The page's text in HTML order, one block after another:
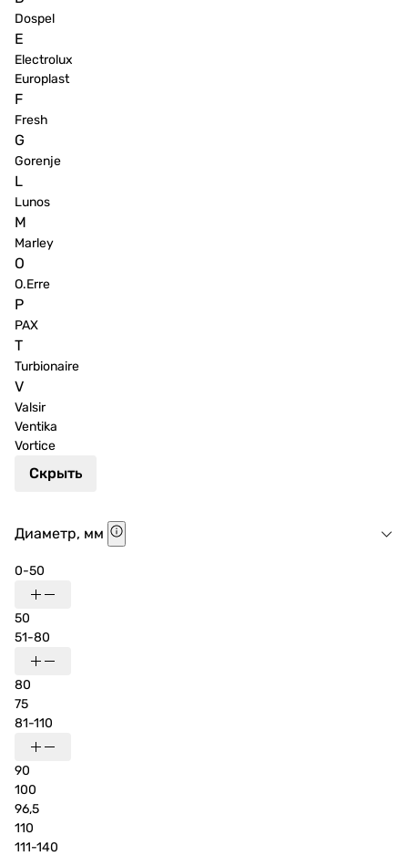
Dospel
E
Electrolux
Europlast
F
Fresh
G
Gorenje
L
Lunos
M
Marley
O
O.Erre
P
PAX
T
Turbionaire
V
Valsir
Ventika
Vortice
Скрыть
Диаметр, мм
0-50
50
51-80
80
75
81-110
90
100
96,5
110
111-140